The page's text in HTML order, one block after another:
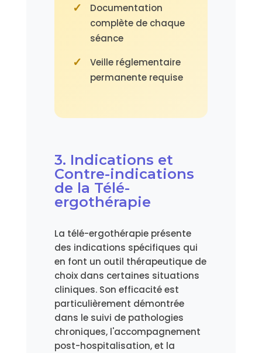
Documentation
complète de chaque
séance
Veille réglementaire
permanente requise
3. Indications et
Contre-indications
de la Télé-
ergothérapie
La télé-ergothérapie présente
des indications spécifiques qui
en font un outil thérapeutique de
choix dans certaines situations
cliniques. Son efficacité est
particulièrement démontrée
dans le suivi de pathologies
chroniques, l'accompagnement
post-hospitalisation, et la